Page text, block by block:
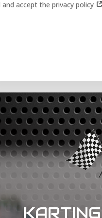
and accept the privacy policy